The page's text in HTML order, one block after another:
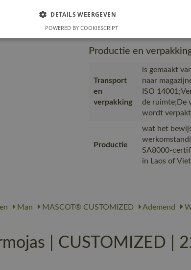
Url product
https://
Productie en
Transport
en
verpakking
is gemaakt
naar
ISO
de ruimte;De
wordt verpakt
Productie
wat het
SA8000-
in Laos of
Man MASCOT® CUSTOMIZED Ademend
| CUSTOMIZED |
DETAILS WEERGEVEN
POWERED BY COOKIESCRIPT